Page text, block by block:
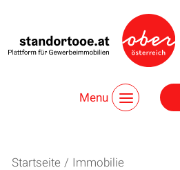
Menu
Startseite / Immobilie